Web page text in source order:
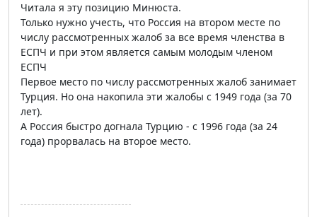
Читала я эту позицию Минюста.
Только нужно учесть, что Россия на втором месте по
числу рассмотренных жалоб за все время членства в
ЕСПЧ и при этом является самым молодым членом
ЕСПЧ
Первое место по числу рассмотренных жалоб занимает
Турция. Но она накопила эти жалобы с 1949 года (за 70
лет).
А Россия быстро догнала Турцию - с 1996 года (за 24
года) прорвалась на второе место.